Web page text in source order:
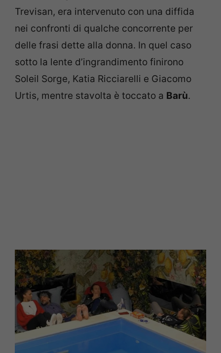
Trevisan, era intervenuto con una diffida
nei confronti di qualche concorrente per
delle frasi dette alla donna. In quel caso
sotto la lente d’ingrandimento finirono
Soleil Sorge, Katia Ricciarelli e Giacomo
Urtis, mentre stavolta è toccato a Barù.